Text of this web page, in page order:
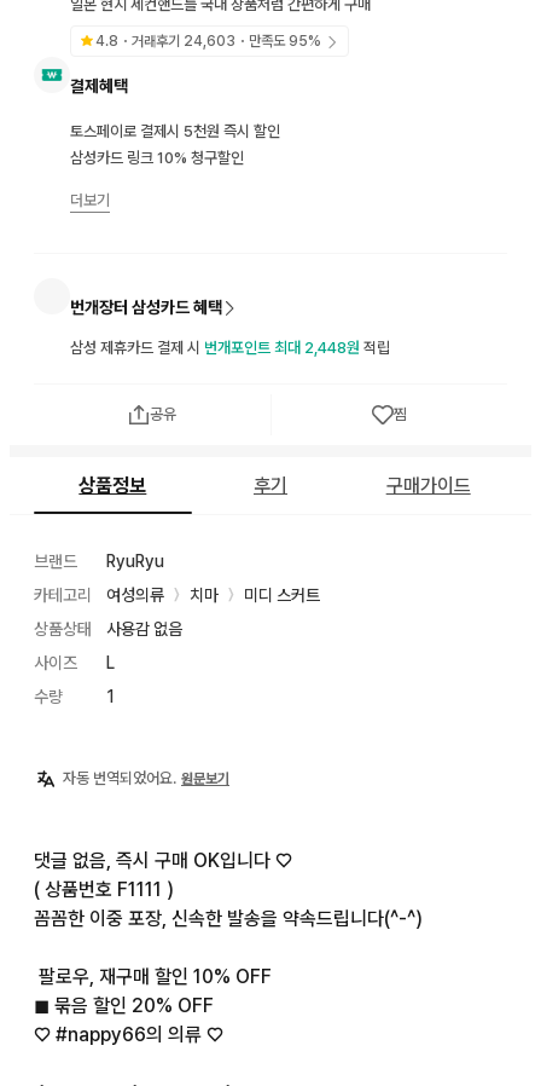
일본 현지 세컨핸드를 국내 상품처럼 간편하게 구매
4.8 ・거래후기 24,603 ・만족도95%
결제혜택
토스페이로 결제시 5천원 즉시 할인
삼성카드 링크 10% 청구할인
더보기
번개장터 삼성카드 혜택
삼성 제휴카드 결제 시 번개포인트 최대 2,448원 적립
공유 찜
상품정보 후기 구매가이드
브랜드
RyuRyu
카테고리
여성의류 〉 치마 〉
미디 스커트
상품상태
사용감 없음
사이즈
L
수량
1
자동 번역되었어요. 원문보기
댓글 없음, 즉시 구매 OK입니다 ♡
( 상품번호 F1111 )
꼼꼼한 이중 포장, 신속한 발송을 약속드립니다(^-^)
︎ 팔로우, 재구매 할인 10% OFF
◼︎ 묶음 할인 20% OFF
♡ #nappy66의 의류 ♡